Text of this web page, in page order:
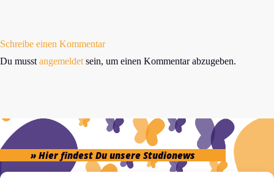
Schreibe einen Kommentar
Du musst angemeldet sein, um einen Kommentar abzugeben.
» Hier findest Du unsere Studionews